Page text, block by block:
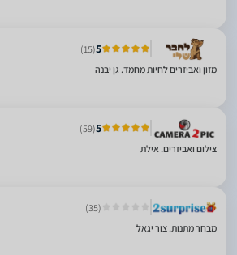
5
(15)
מזון ואביזרים לחיות מחמד. גן יבנה
5
(59)
צילום ואביזרים. אילת
(35)
מבחר מתנות. צור יגאל